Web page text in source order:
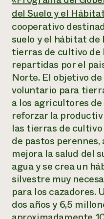
Informes anuales y
Historias de impacto
Informe de
impacto
LEER EL INFORME
Latinos en la agricultura
Sistemas alimentarios
Agricultura urbana
Las mujeres en la
Evento anual de
Programa de
Servicios energéticos
Servicios energéticos
LIHEAP
Centro de intercambio
Blog
Podcasts
Publicaciones
Cursos cortos
Vídeos
Oportunidades de
Noticias
Internship Hub
Buscar prácticas
Contratar a un becario
Asociaciones
Donar
Donaciones planificadas
Boletín
Consultas de los
Todos
contribuyen
resiliencia
comunidad.
DONAR AHORA
del Suelo y el
cooperativo
suelo y el hábitat
tierras de cultivo
repartidas por el
Norte. El objetivo
voluntario para
a los agricultores
reforzar la
las tierras de
de pastos
mejora la salud del
agua y se crea un
silvestre muy
para los cazadores.
dos años y 6,5